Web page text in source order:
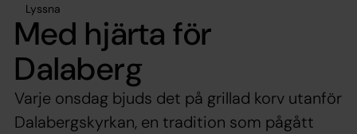
Lyssna
Med hjärta för
Dalaberg
Varje onsdag bjuds det på grillad korv utanför
Dalabergskyrkan, en tradition som pågått